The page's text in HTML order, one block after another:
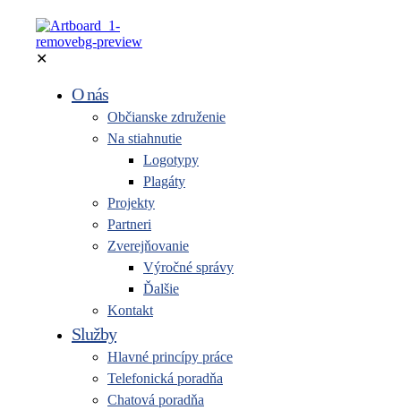
✕
O nás
Občianske združenie
Na stiahnutie
Logotypy
Plagáty
Projekty
Partneri
Zverejňovanie
Výročné správy
Ďalšie
Kontakt
Služby
Hlavné princípy práce
Telefonická poradňa
Chatová poradňa